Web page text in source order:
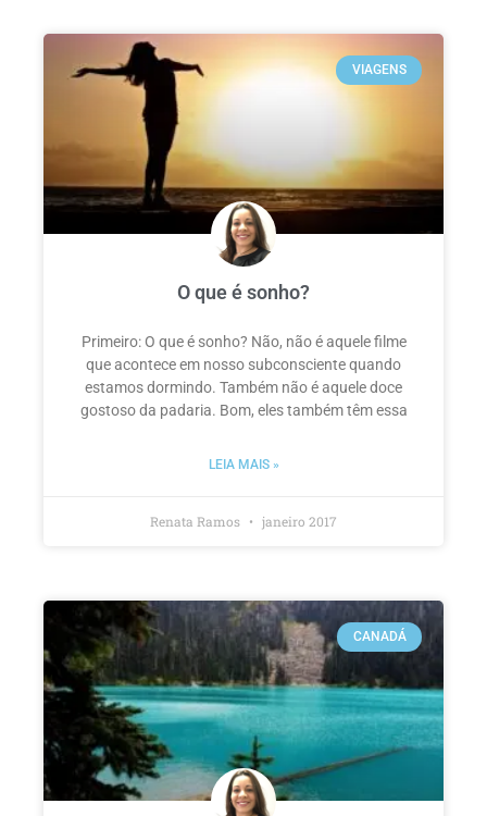
VIAGENS
O que é sonho?
Primeiro: O que é sonho? Não, não é aquele filme
que acontece em nosso subconsciente quando
estamos dormindo. Também não é aquele doce
gostoso da padaria. Bom, eles também têm essa
LEIA MAIS »
Renata Ramos janeiro 2017
CANADÁ